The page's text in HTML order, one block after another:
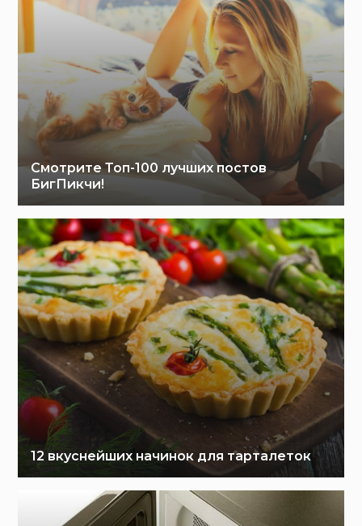
Смотрите Топ-100 лучших постов
БигПикчи!
12 вкуснейших начинок для тарталеток